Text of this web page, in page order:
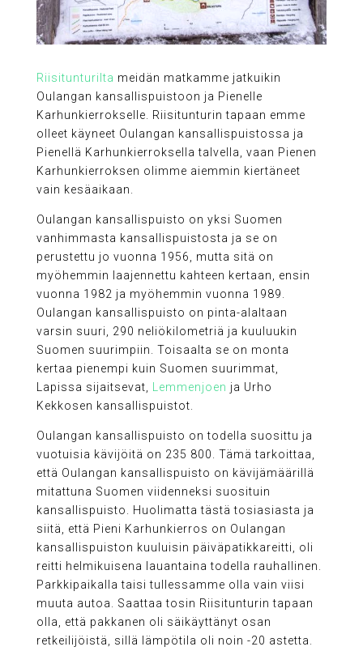
Riisitunturilta meidän matkamme jatkuikin
Oulangan kansallispuistoon ja Pienelle
Karhunkierrokselle. Riisitunturin tapaan emme
olleet käyneet Oulangan kansallispuistossa ja
Pienellä Karhunkierroksella talvella, vaan Pienen
Karhunkierroksen olimme aiemmin kiertäneet
vain kesäaikaan.
Oulangan kansallispuisto on yksi Suomen
vanhimmasta kansallispuistosta ja se on
perustettu jo vuonna 1956, mutta sitä on
myöhemmin laajennettu kahteen kertaan, ensin
vuonna 1982 ja myöhemmin vuonna 1989.
Oulangan kansallispuisto on pinta-alaltaan
varsin suuri, 290 neliökilometriä ja kuuluukin
Suomen suurimpiin. Toisaalta se on monta
kertaa pienempi kuin Suomen suurimmat,
Lapissa sijaitsevat,
Lemmenjoen ja Urho
Kekkosen kansallispuistot.
Oulangan kansallispuisto on todella suosittu ja
vuotuisia kävijöitä on 235 800. Tämä tarkoittaa,
että Oulangan kansallispuisto on kävijämäärillä
mitattuna Suomen viidenneksi suosituin
kansallispuisto. Huolimatta tästä tosiasiasta ja
siitä, että Pieni Karhunkierros on Oulangan
kansallispuiston kuuluisin päiväpatikkareitti, oli
reitti helmikuisena lauantaina todella rauhallinen.
Parkkipaikalla taisi tullessamme olla vain viisi
muuta autoa. Saattaa tosin Riisitunturin tapaan
olla, että pakkanen oli säikäyttänyt osan
retkeilijöistä, sillä lämpötila oli noin -20 astetta.